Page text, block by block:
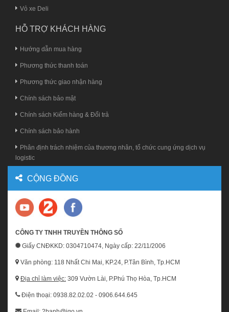
Vỏ xe Deli
HỖ TRỢ KHÁCH HÀNG
Hướng dẫn mua hàng
Phương thức thanh toán
Phương thức giao nhận hàng
Chính sách bảo mật
Chính sách Kiểm hàng & Đổi trả
Chính sách bảo hành
Phân định trách nhiệm của thương nhân, tổ chức cung ứng dịch vụ
logistic
CỘNG ĐỒNG
CÔNG TY TNHH TRUYỀN THÔNG SỐ
Giấy CNĐKKD: 0304710474, Ngày cấp: 22/11/2006
Văn phòng: 118 Nhất Chi Mai, KP.24, P.Tân Bình, Tp.HCM
Địa chỉ làm việc: 309 Vườn Lài, P.Phú Thọ Hòa, Tp.HCM
Điện thoại: 0938.82.02.02 - 0906.644.645